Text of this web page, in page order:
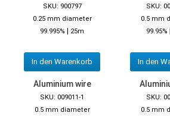
SKU: 900797
0.25 mm diameter
99.995% | 25m
In den Warenkorb
SKU:
0.5 mm
99.95% |
In den
Aluminium wire
SKU: 009011-1
0.5 mm diameter
SKU:
0.5 mm